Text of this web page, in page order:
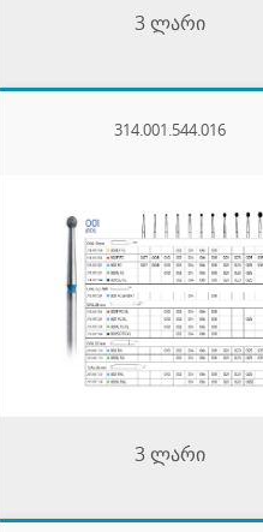
3 ლარი
314.001.544.016
3 ლარი